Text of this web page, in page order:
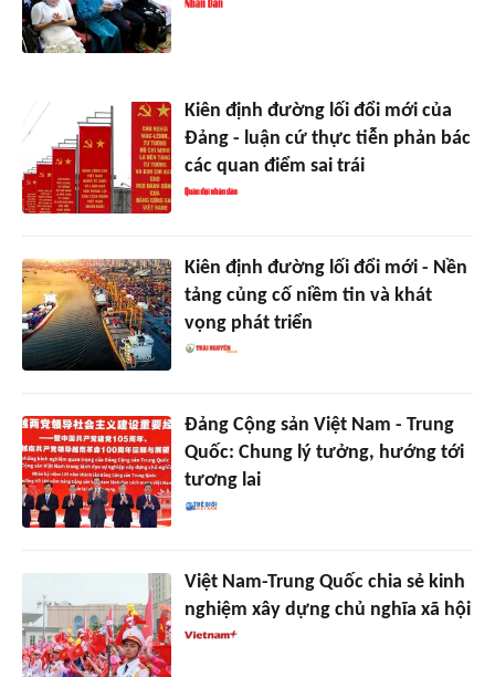
Kiên định đường lối đổi mới của
Đảng - luận cứ thực tiễn phản bác
các quan điểm sai trái
Kiên định đường lối đổi mới - Nền
tảng củng cố niềm tin và khát
vọng phát triển
Đảng Cộng sản Việt Nam - Trung
Quốc: Chung lý tưởng, hướng tới
tương lai
Việt Nam-Trung Quốc chia sẻ kinh
nghiệm xây dựng chủ nghĩa xã hội